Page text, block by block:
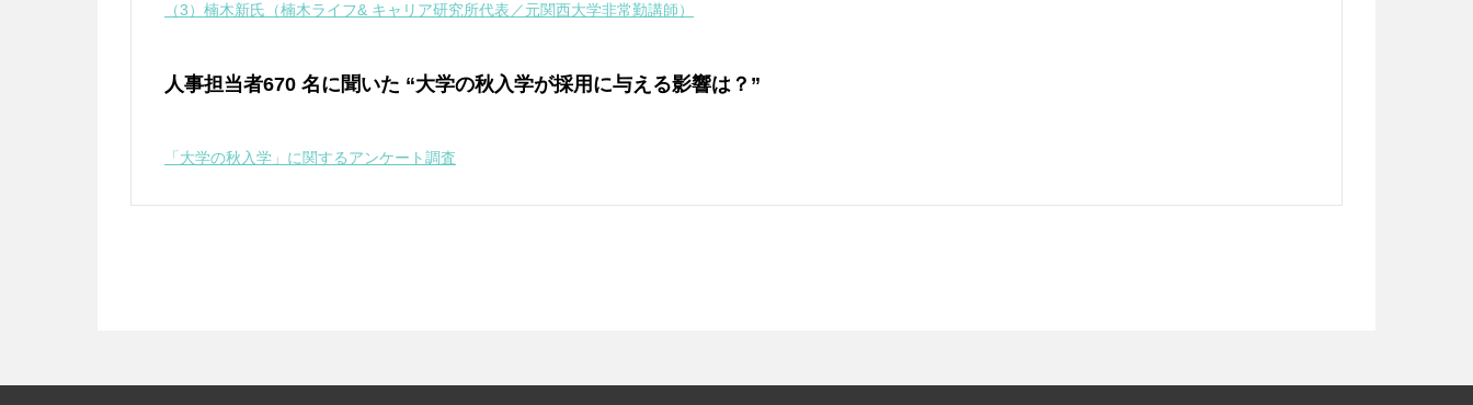
（3）楠木新氏（楠木ライフ& キャリア研究所代表／元関西大学非常勤講師）
人事担当者670 名に聞いた “大学の秋入学が採用に与える影響は？”
「大学の秋入学」に関するアンケート調査